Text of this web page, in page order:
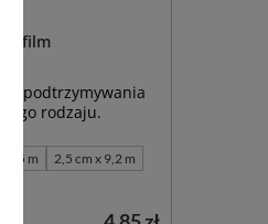
do podtrzymywania
rodzaju.
x 5 m
2,5 cm x 9,2 m